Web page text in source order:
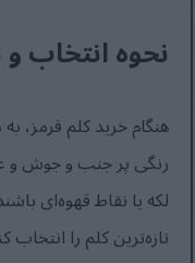
نحوه انتخاب
هنگام خرید کلم قرمز،
رنگی پر جنب و جوش و
لکه یا نقاط قهوه‌ای
تازه‌ترین کلم را انتخاب